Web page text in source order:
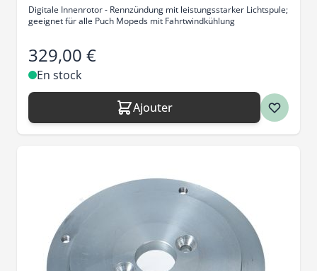
Digitale Innenrotor - Rennzündung mit leistungsstarker Lichtspule;
geeignet für alle Puch Mopeds mit Fahrtwindkühlung
329,00 €
En stock
Ajouter